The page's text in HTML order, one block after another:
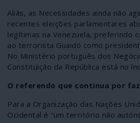
Aliás, as Necessidades ainda não
recentes eleições parlamentares
legítimas na Venezuela, preferindo
ao terrorista Guaidó como
No Ministério português dos
Constituição da República está no
O referendo que continua por
Para a Organização das Nações
Ocidental é “um território não